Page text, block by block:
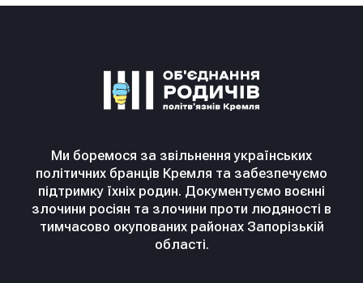
Ми боремося за звільнення українських
політичних бранців Кремля та забезпечуємо
підтримку їхніх родин. Документуємо воєнні
злочини росіян та злочини проти людяності в
тимчасово окупованих районах Запорізькій
області.